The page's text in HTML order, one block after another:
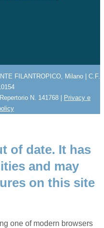
FILANTROPICO, Milano | C.F.
N. 141768 | Privacy e
of date. It has
and may
on this site
one of modern browsers